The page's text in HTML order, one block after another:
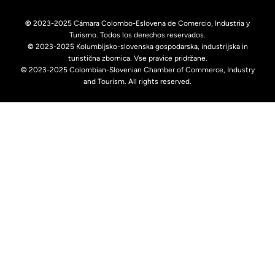
© 2023-2025 Cámara Colombo-Eslovena de Comercio, Industria y
Turismo. Todos los derechos reservados.
© 2023-2025 Kolumbijsko-slovenska gospodarska, industrijska in
turistična zbornica. Vse pravice pridržane.
© 2023-2025 Colombian-Slovenian Chamber of Commerce, Industry
and Tourism. All rights reserved.